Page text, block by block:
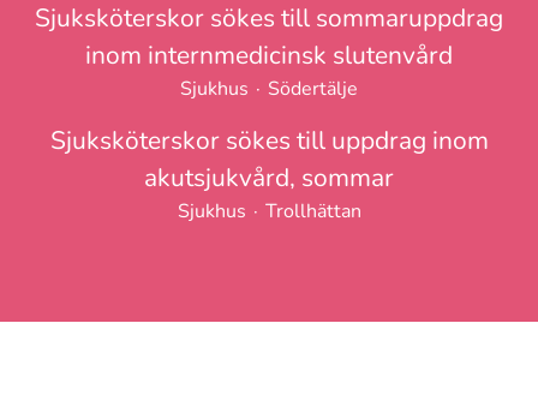
Sjuksköterskor sökes till sommaruppdrag
inom internmedicinsk slutenvård
Sjukhus · Södertälje
Sjuksköterskor sökes till uppdrag inom
akutsjukvård, sommar
Sjukhus · Trollhättan